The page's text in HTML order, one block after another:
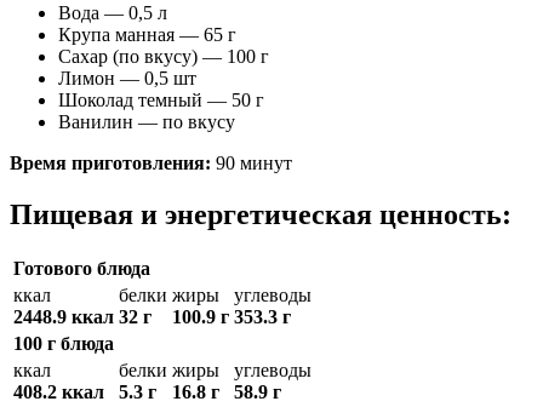
Вода — 0,5 л
Крупа манная — 65 г
Сахар (по вкусу) — 100 г
Лимон — 0,5 шт
Шоколад темный — 50 г
Ванилин — по вкусу
Время приготовления: 90 минут
Пищевая и энергетическая ценность:
Готового блюда
ккал
2448.9 ккал
белки
32 г
жиры
100.9 г
углеводы
353.3 г
100 г блюда
ккал
408.2 ккал
белки
5.3 г
жиры
16.8 г
углеводы
58.9 г